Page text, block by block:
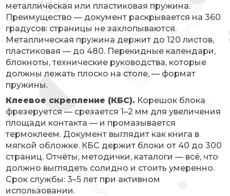
металлическая или пластиковая пружина.
Преимущество — документ раскрывается на 360
градусов: страницы не захлопываются.
Металлическая пружина держит до 120 листов,
пластиковая — до 480. Перекидные календари,
блокноты, технические руководства, которые
должны лежать плоско на столе, — формат
пружины.
Клеевое скрепление (КБС). Корешок блока
фрезеруется — срезается 1–2 мм для увеличения
площади контакта — и промазывается
термоклеем. Документ выглядит как книга в
мягкой обложке. КБС держит блоки от 40 до 300
страниц. Отчёты, методички, каталоги — всё, что
должно выглядеть солидно и стоить умеренно.
Срок службы: 3–5 лет при активном
использовании.